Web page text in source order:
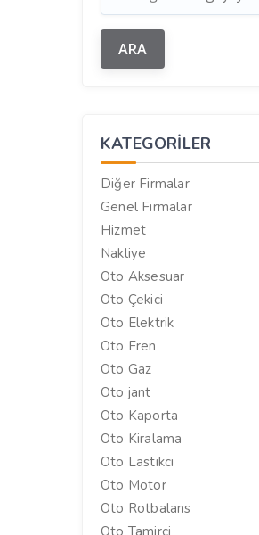
KATEGORILER
Diğer Firmalar
Genel Firmalar
Hizmet
Nakliye
Oto Aksesuar
Oto Çekici
Oto Elektrik
Oto Fren
Oto Gaz
Oto jant
Oto Kaporta
Oto Kiralama
Oto Lastikci
Oto Motor
Oto Rotbalans
Oto Tamirci